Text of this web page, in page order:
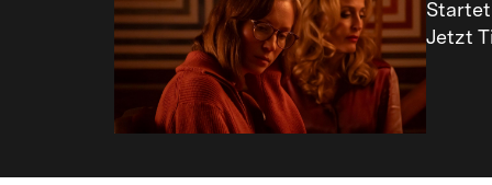
1989
Der Kinosaal wird zweigeteilt. Ab sofort
2012
Jetzt